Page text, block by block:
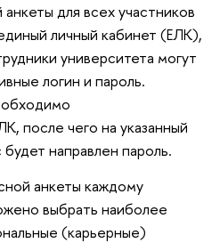
для всех участников
личный кабинет (ЕЛК),
университета могут
логин и пароль.
после чего на указанный
направлен пароль.
анкеты каждому
выбрать наиболее
(карьерные)